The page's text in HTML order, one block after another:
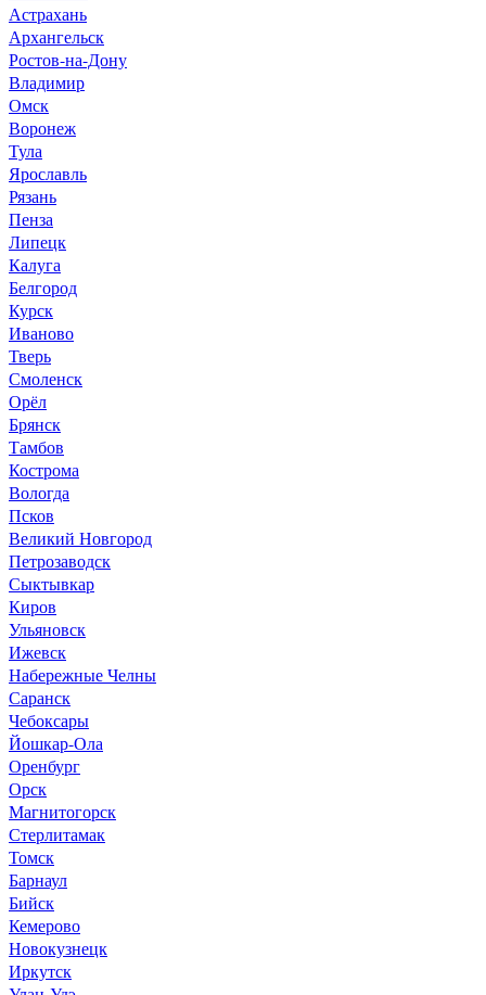
Астрахань
Архангельск
Ростов-на-Дону
Владимир
Омск
Воронеж
Тула
Ярославль
Рязань
Пенза
Липецк
Калуга
Белгород
Курск
Иваново
Тверь
Смоленск
Орёл
Брянск
Тамбов
Кострома
Вологда
Псков
Великий Новгород
Петрозаводск
Сыктывкар
Киров
Ульяновск
Ижевск
Набережные Челны
Саранск
Чебоксары
Йошкар-Ола
Оренбург
Орск
Магнитогорск
Стерлитамак
Томск
Барнаул
Бийск
Кемерово
Новокузнецк
Иркутск